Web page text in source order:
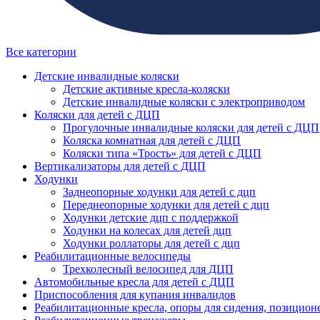
Все категории
Детские инвалидные коляски
Детские активные кресла-коляски
Детские инвалидные коляски с электроприводом
Коляски для детей с ДЦП
Прогулочные инвалидные коляски для детей с ДЦП
Коляска комнатная для детей с ДЦП
Коляски типа «Трость» для детей с ДЦП
Вертикализаторы для детей с ДЦП
Ходунки
Заднеопорные ходунки для детей с дцп
Переднеопорные ходунки для детей с дцп
Ходунки детские дцп с поддержкой
Ходунки на колесах для детей дцп
Ходунки роллаторы для детей с дцп
Реабилитационные велосипеды
Трехколесный велосипед для ДЦП
Автомобильные кресла для детей с ДЦП
Приспособления для купания инвалидов
Реабилитационные кресла, опоры для сидения,